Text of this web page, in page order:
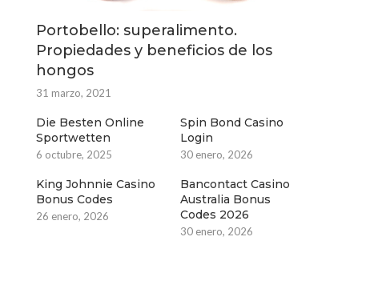
Portobello: superalimento.
Propiedades y beneficios de los
hongos
31 marzo, 2021
Die Besten Online
Sportwetten
6 octubre, 2025
Spin Bond Casino
Login
30 enero, 2026
King Johnnie Casino
Bonus Codes
26 enero, 2026
Bancontact Casino
Australia Bonus
Codes 2026
30 enero, 2026